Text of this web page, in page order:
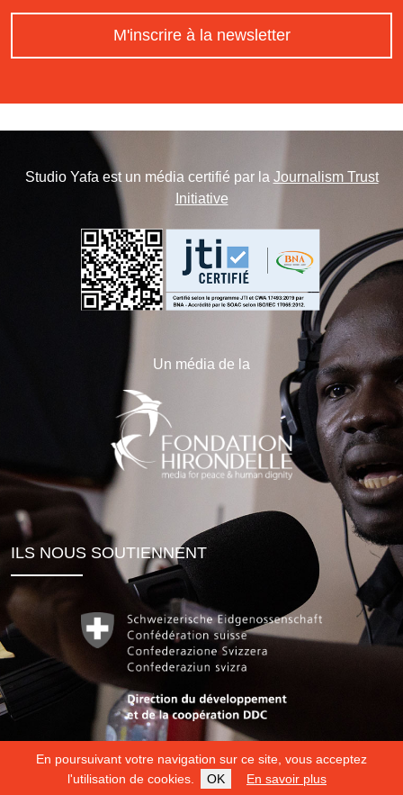
En poursuivant votre navigation sur ce site, vous acceptez
l'utilisation de cookies.
OK En savoir plus
M'inscrire à la newsletter
Studio Yafa est un média certifié par la Journalism Trust
Initiative
Un média de la
ILS NOUS SOUTIENNENT